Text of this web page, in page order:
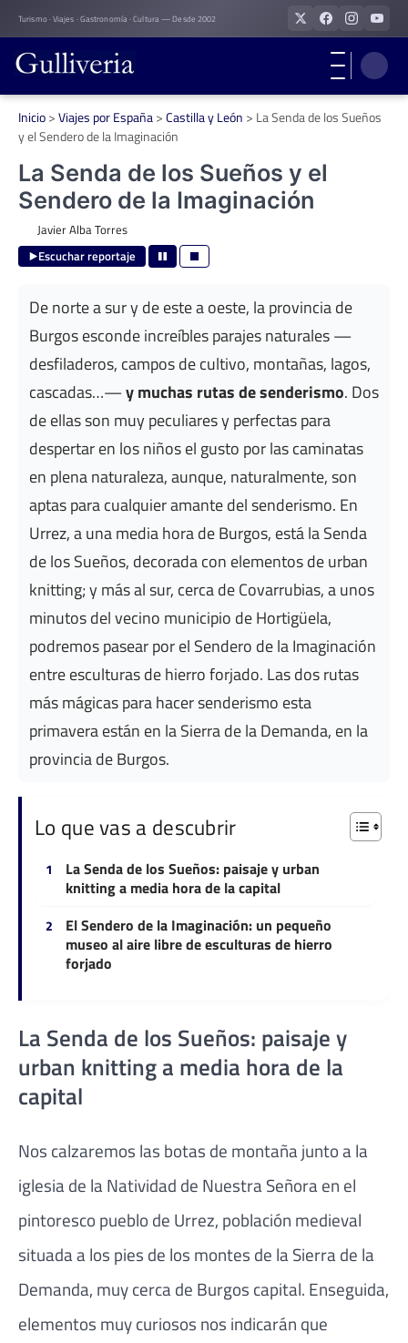
Skip
to
content
Turismo · Viajes · Gastronomía · Cultura — Desde 2002
Inicio>Viajes por España>Castilla y León > La Senda de los Sueños
y el Sendero de la Imaginación
La Senda de los Sueños y el
Sendero de la Imaginación
Javier Alba Torres
Escuchar reportaje
De norte a sur y de este a oeste, la provincia de
Burgos esconde increíbles parajes naturales —
desfiladeros, campos de cultivo, montañas, lagos,
cascadas…—y muchas rutas de senderismo. Dos
de ellas son muy peculiares y perfectas para
despertar en los niños el gusto por las caminatas
en plena naturaleza, aunque, naturalmente, son
aptas para cualquier amante del senderismo. En
Urrez, a una media hora de Burgos, está la Senda
de los Sueños, decorada con elementos de urban
knitting; y más al sur, cerca de Covarrubias, a unos
minutos del vecino municipio de Hortigüela,
podremos pasear por el Sendero de la Imaginación
entre esculturas de hierro forjado. Las dos rutas
más mágicas para hacer senderismo esta
primavera están en la Sierra de la Demanda, en la
provincia de Burgos.
Lo que vas a descubrir
La Senda de los Sueños: paisaje y urban
knitting a media hora de la capital
El Sendero de la Imaginación: un pequeño
museo al aire libre de esculturas de hierro
forjado
La Senda de los Sueños: paisaje y
urban knitting a media hora de la
capital
Nos calzaremos las botas de montaña junto a la
iglesia de la Natividad de Nuestra Señora en el
pintoresco pueblo de Urrez, población medieval
situada a los pies de los montes de la Sierra de la
Demanda, muy cerca de Burgos capital. Enseguida,
elementos muy curiosos nos indicarán que